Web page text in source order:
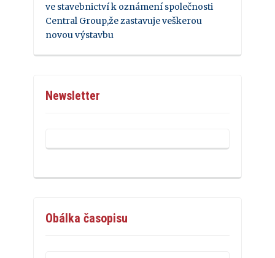
ve stavebnictví k oznámení společnosti
Central Group,že zastavuje veškerou
novou výstavbu
Newsletter
Obálka časopisu